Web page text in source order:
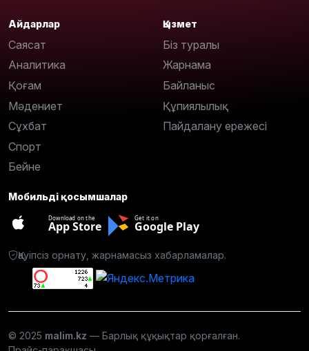
Айдарлар
Саясат
Аналитика
Қоғам
Мәдениет
Сұхбат
Спорт
Бейне
Қызмет
Біз туралы
Жарнама
Байланыс
Құпиялылық
Пайдалану ережесі
Мобильді қосымшалар
Download on the
App Store
Get it on
Google Play
Қауіпсіз орнату, жарнамасыз хабарламалар.
© 2025 malim.kz — Барлық құқықтар қорғалған.